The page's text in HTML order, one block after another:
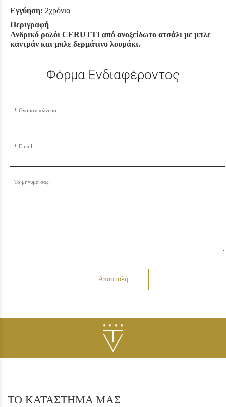
Εγγύηση: 2χρόνια
Περιγραφή
Ανδρικό ρολόι CERUTTI από ανοξείδωτο ατσάλι με μπλε
καντράν και μπλε δερμάτινο λουράκι.
Φόρμα Ενδιαφέροντος
Ονοματεπώνυμο:
Email:
Το μήνυμά σας:
Αποστολή
ΤΟ ΚΑΤΑΣΤΗΜΑ ΜΑΣ